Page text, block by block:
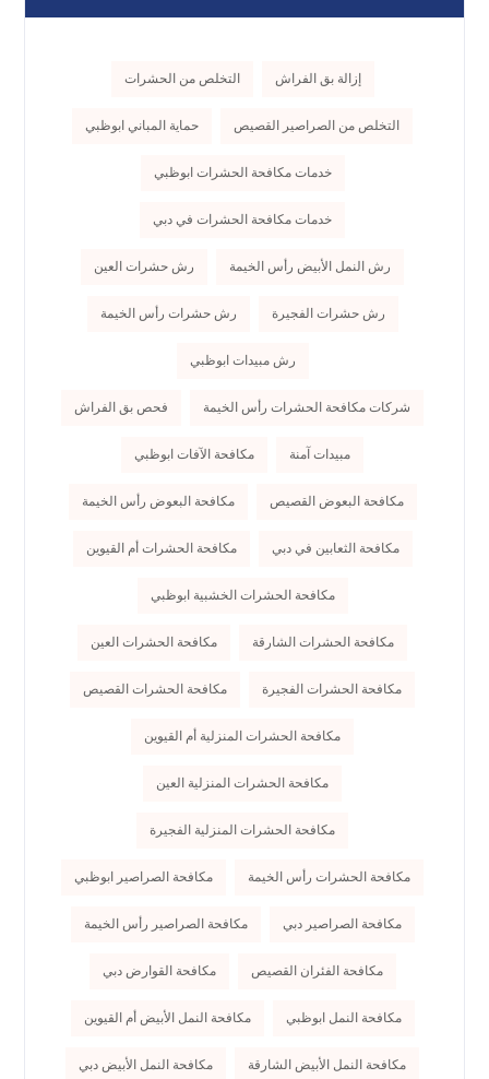
إزالة بق الفراش التخلص من الحشرات
التخلص من الصراصير القصيص حماية المباني ابوظبي
خدمات مكافحة الحشرات ابوظبي
خدمات مكافحة الحشرات في دبي
رش النمل الأبيض رأس الخيمة رش حشرات العين
رش حشرات الفجيرة رش حشرات رأس الخيمة
رش مبيدات ابوظبي
شركات مكافحة الحشرات رأس الخيمة فحص بق الفراش
مبيدات آمنة مكافحة الآفات ابوظبي
مكافحة البعوض القصيص مكافحة البعوض رأس الخيمة
مكافحة الثعابين في دبي مكافحة الحشرات أم القيوين
مكافحة الحشرات الخشبية ابوظبي
مكافحة الحشرات الشارقة مكافحة الحشرات العين
مكافحة الحشرات الفجيرة مكافحة الحشرات القصيص
مكافحة الحشرات المنزلية أم القيوين
مكافحة الحشرات المنزلية العين
مكافحة الحشرات المنزلية الفجيرة
مكافحة الحشرات رأس الخيمة مكافحة الصراصير ابوظبي
مكافحة الصراصير دبي مكافحة الصراصير رأس الخيمة
مكافحة الفئران القصيص مكافحة القوارض دبي
مكافحة النمل ابوظبي مكافحة النمل الأبيض أم القيوين
مكافحة النمل الأبيض الشارقة مكافحة النمل الأبيض دبي